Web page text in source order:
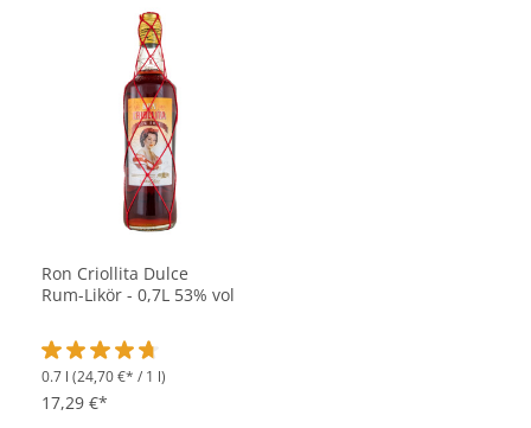
Ron Criollita Dulce
Rum-Likör - 0,7L 53% vol
Durchschnittliche Bewertung von 4.6 von 5 Sternen
0.7 l (24,70 €* / 1 l)
17,29 €*